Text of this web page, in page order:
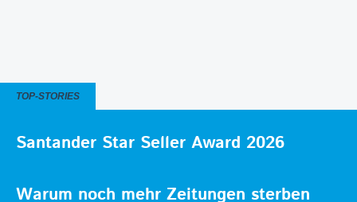
TOP-STORIES
Santander Star Seller Award 2026
Warum noch mehr Zeitungen sterben